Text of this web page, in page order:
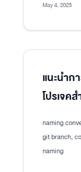
May 4, 2025
แนะนำก
โปรเจค
naming
git branch,
naming